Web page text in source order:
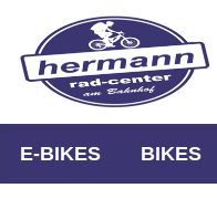
E-BIKES BIKES